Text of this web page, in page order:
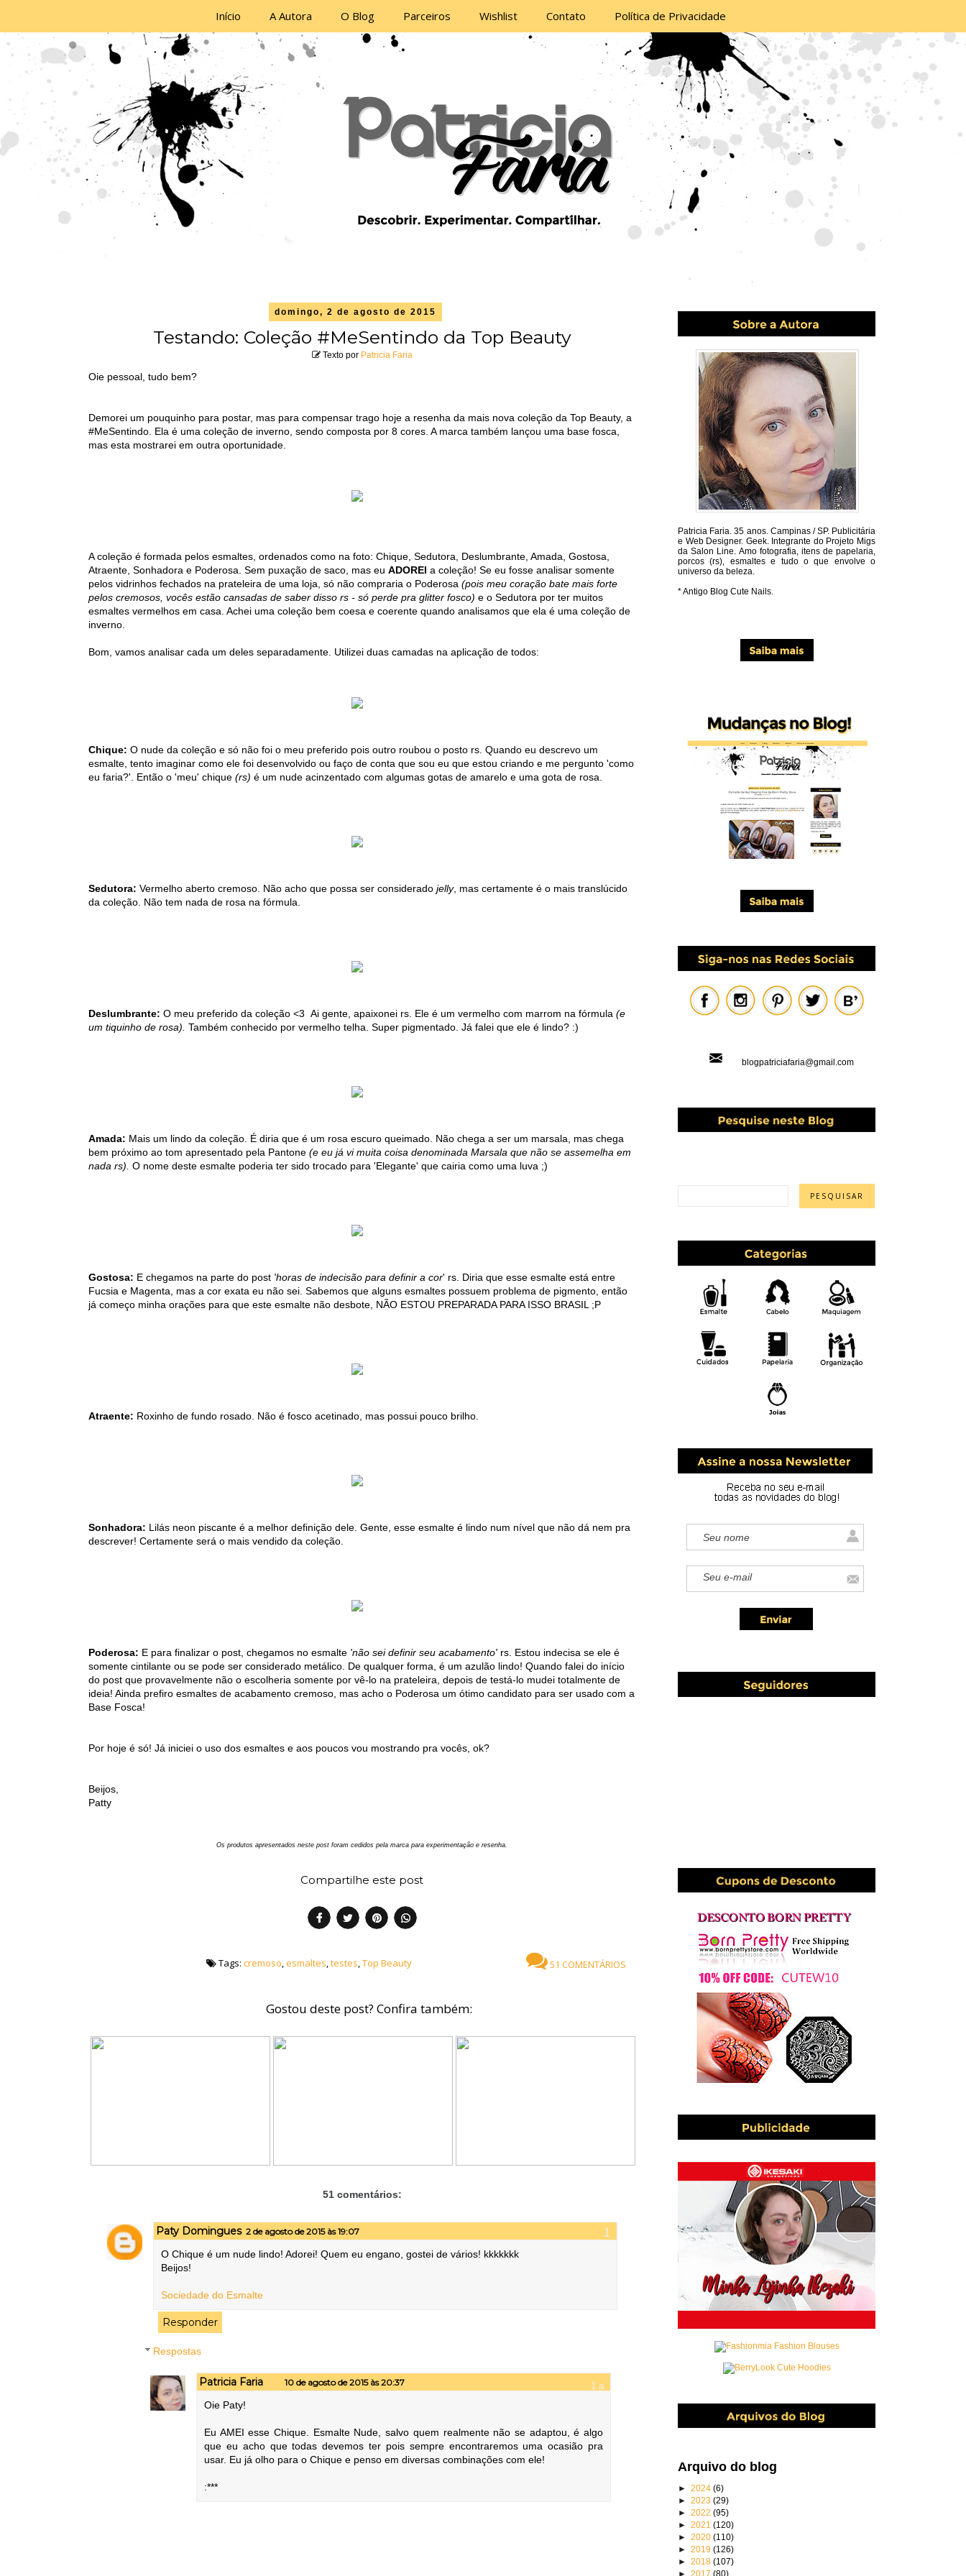
Início A Autora O Blog Parceiros Wishlist Contato Política de Privacidade
domingo, 2 de agosto de 2015
Testando: Coleção #MeSentindo da Top Beauty
Texto por Patricia Faria
Oie pessoal, tudo bem?
Demorei um pouquinho para postar, mas para compensar trago hoje a resenha da mais nova coleção da Top Beauty, a
#MeSentindo. Ela é uma coleção de inverno, sendo composta por 8 cores. A marca também lançou uma base fosca,
mas esta mostrarei em outra oportunidade.
A coleção é formada pelos esmaltes, ordenados como na foto: Chique, Sedutora, Deslumbrante, Amada, Gostosa,
Atraente, Sonhadora e Poderosa. Sem puxação de saco, mas eu ADOREI a coleção! Se eu fosse analisar somente
pelos vidrinhos fechados na prateleira de uma loja, só não compraria o Poderosa (pois meu coração bate mais forte
pelos cremosos, vocês estão cansadas de saber disso rs - só perde pra glitter fosco) e o Sedutora por ter muitos
esmaltes vermelhos em casa. Achei uma coleção bem coesa e coerente quando analisamos que ela é uma coleção de
inverno.
Bom, vamos analisar cada um deles separadamente. Utilizei duas camadas na aplicação de todos:
Chique: O nude da coleção e só não foi o meu preferido pois outro roubou o posto rs. Quando eu descrevo um
esmalte, tento imaginar como ele foi desenvolvido ou faço de conta que sou eu que estou criando e me pergunto 'como
eu faria?'. Então o 'meu' chique (rs) é um nude acinzentado com algumas gotas de amarelo e uma gota de rosa.
Sedutora: Vermelho aberto cremoso. Não acho que possa ser considerado jelly, mas certamente é o mais translúcido
da coleção. Não tem nada de rosa na fórmula.
Deslumbrante: O meu preferido da coleção <3 Ai gente, apaixonei rs. Ele é um vermelho com marrom na fórmula (e
um tiquinho de rosa). Também conhecido por vermelho telha. Super pigmentado. Já falei que ele é lindo? :)
Amada: Mais um lindo da coleção. É diria que é um rosa escuro queimado. Não chega a ser um marsala, mas chega
bem próximo ao tom apresentado pela Pantone (e eu já vi muita coisa denominada Marsala que não se assemelha em
nada rs). O nome deste esmalte poderia ter sido trocado para 'Elegante' que cairia como uma luva ;)
Gostosa: E chegamos na parte do post 'horas de indecisão para definir a cor' rs. Diria que esse esmalte está entre
Fucsia e Magenta, mas a cor exata eu não sei. Sabemos que alguns esmaltes possuem problema de pigmento, então
já começo minha orações para que este esmalte não desbote, NÃO ESTOU PREPARADA PARA ISSO BRASIL ;P
Atraente: Roxinho de fundo rosado. Não é fosco acetinado, mas possui pouco brilho.
Sonhadora: Lilás neon piscante é a melhor definição dele. Gente, esse esmalte é lindo num nível que não dá nem pra
descrever! Certamente será o mais vendido da coleção.
Poderosa: E para finalizar o post, chegamos no esmalte 'não sei definir seu acabamento' rs. Estou indecisa se ele é
somente cintilante ou se pode ser considerado metálico. De qualquer forma, é um azulão lindo! Quando falei do início
do post que provavelmente não o escolheria somente por vê-lo na prateleira, depois de testá-lo mudei totalmente de
ideia! Ainda prefiro esmaltes de acabamento cremoso, mas acho o Poderosa um ótimo candidato para ser usado com a
Base Fosca!
Por hoje é só! Já iniciei o uso dos esmaltes e aos poucos vou mostrando pra vocês, ok?
Beijos,
Patty
Os produtos apresentados neste post foram cedidos pela marca para experimentação e resenha.
Compartilhe este post
51 COMENTÁRIOS
Tags: cremoso,esmaltes,testes,Top Beauty
Gostou deste post? Confira também:
51 comentários:
Paty Domingues 2 de agosto de 2015 às 19:07
O Chique é um nude lindo! Adorei! Quem eu engano, gostei de vários! kkkkkkk
Beijos!
Sociedade do Esmalte
Responder
Respostas
Patricia Faria 10 de agosto de 2015 às 20:37
Oie Paty!
Eu AMEI esse Chique. Esmalte Nude, salvo quem realmente não se adaptou, é algo
que eu acho que todas devemos ter pois sempre encontraremos uma ocasião pra
usar. Eu já olho para o Chique e penso em diversas combinações com ele!
:***
Patricia Faria.35 anos. Campinas / SP. Publicitária
e Web Designer. Geek. Integrante do Projeto Migs
da Salon Line. Amo fotografia, itens de papelaria,
porcos (rs), esmaltes e tudo o que envolve o
universo da beleza.
* Antigo Blog Cute Nails.
blogpatriciafaria@gmail.com
Arquivo do blog
►2024(6)
►2023(29)
►2022(95)
►2021(120)
►2020(110)
►2019(126)
►2018(107)